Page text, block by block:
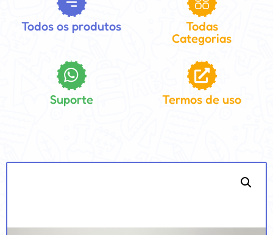
Todos os produtos
Todas
Categorias
Suporte Termos de uso